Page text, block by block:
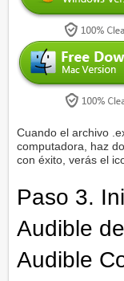
Cuando el archivo
computadora, haz
con éxito, verás el
Paso 3.
Audible
Audible